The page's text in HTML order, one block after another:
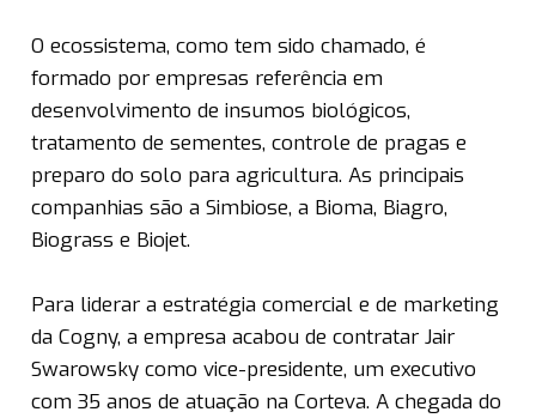
O ecossistema, como tem sido chamado, é
formado por empresas referência em
desenvolvimento de insumos biológicos,
tratamento de sementes, controle de pragas e
preparo do solo para agricultura. As principais
companhias são a Simbiose, a Bioma, Biagro,
Biograss e Biojet.
Para liderar a estratégia comercial e de marketing
da Cogny, a empresa acabou de contratar Jair
Swarowsky como vice-presidente, um executivo
com 35 anos de atuação na Corteva. A chegada do